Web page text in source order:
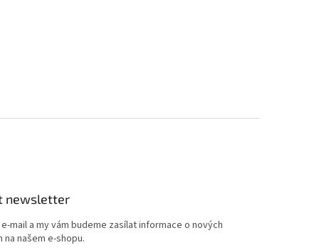
newsletter
mail a my vám budeme zasílat informace o nových
našem e-shopu.